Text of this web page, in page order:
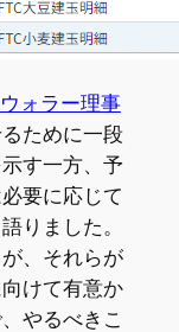
ォラー理事
ために一段
す一方、予
要に応じて
りました。
、それらが
けて有意か
やるべきこ